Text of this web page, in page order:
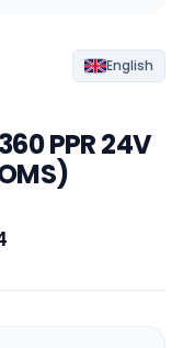
English
PPR 24V